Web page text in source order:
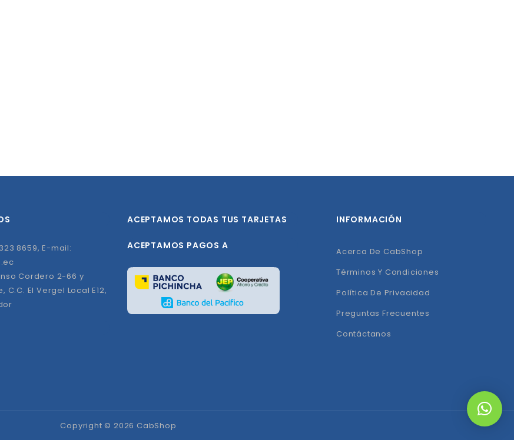
8659, E-mail:
Cordero 2-66 y
C.C. El Vergel Local E12,
ACEPTAMOS TODAS TUS TARJETAS
ACEPTAMOS PAGOS A
INFORMACIÓN
Acerca De CabShop
Términos Y Condiciones
Política De Privacidad
Preguntas Frecuentes
Contáctanos
Copyright © 2026 CabShop